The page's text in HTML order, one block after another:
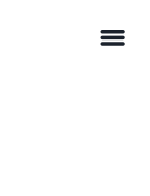
menu